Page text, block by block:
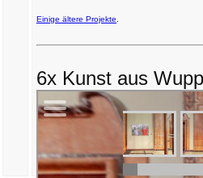
Einige ältere Projekte
6x Kunst aus